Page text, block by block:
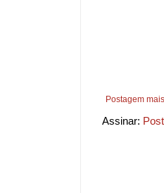
Postagem
Assinar: